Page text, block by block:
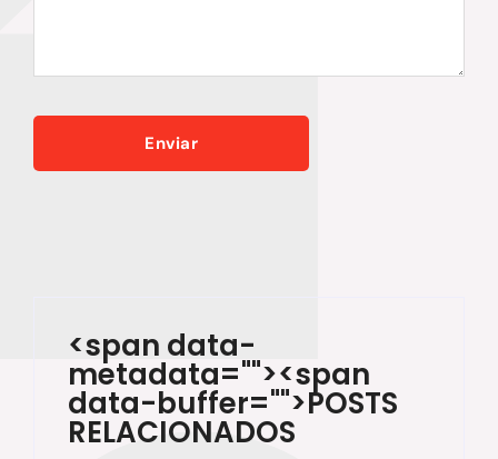
<span data-
metadata=""><span
data-buffer="">POSTS
RELACIONADOS